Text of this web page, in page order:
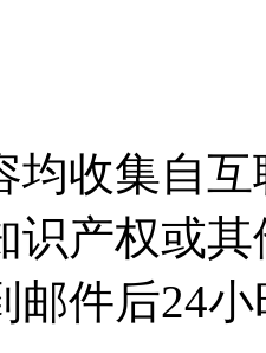
均收集自
识产权或
邮件后24